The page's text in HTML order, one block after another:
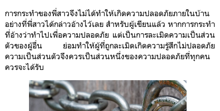
การกระทำของพี่สาวจึงไม่ได้ทำให้เกิดความปลอดภัยภายในบ้าน
อย่างที่พี่สาวได้กล่าวอ้างไว้เลย สำหรับผู้เขียนแล้ว หากการกระทำ
ที่อ้างว่าทำไปเพื่อความปลอดภัย แต่เป็นการละเมิดความเป็นส่วน
ตัวของผู้อื่น ย่อมทำให้ผู้ที่ถูกละเมิดเกิดความรู้สึกไม่ปลอดภัย
ความเป็นส่วนตัวจึงควรเป็นส่วนหนึ่งของความปลอดภัยที่ทุกคน
ควรจะได้รับ